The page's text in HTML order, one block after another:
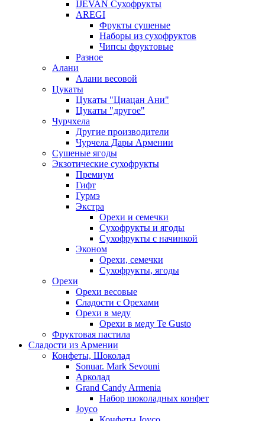
IJEVAN Сухофрукты
AREGI
Фрукты сушеные
Наборы из сухофруктов
Чипсы фруктовые
Разное
Алани
Алани весовой
Цукаты
Цукаты "Циацан Ани"
Цукаты "другое"
Чурчхела
Другие производители
Чурчела Дары Армении
Сушеные ягоды
Экзотические сухофрукты
Премиум
Гифт
Гурмэ
Экстра
Орехи и семечки
Сухофрукты и ягоды
Сухофрукты с начинкой
Эконом
Орехи, семечки
Сухофрукты, ягоды
Орехи
Орехи весовые
Сладости с Орехами
Орехи в меду
Орехи в меду Te Gusto
Фруктовая пастила
Сладости из Армении
Конфеты, Шоколад
Sonuar. Mark Sevouni
Арколад
Grand Candy Armenia
Набор шоколадных конфет
Joyco